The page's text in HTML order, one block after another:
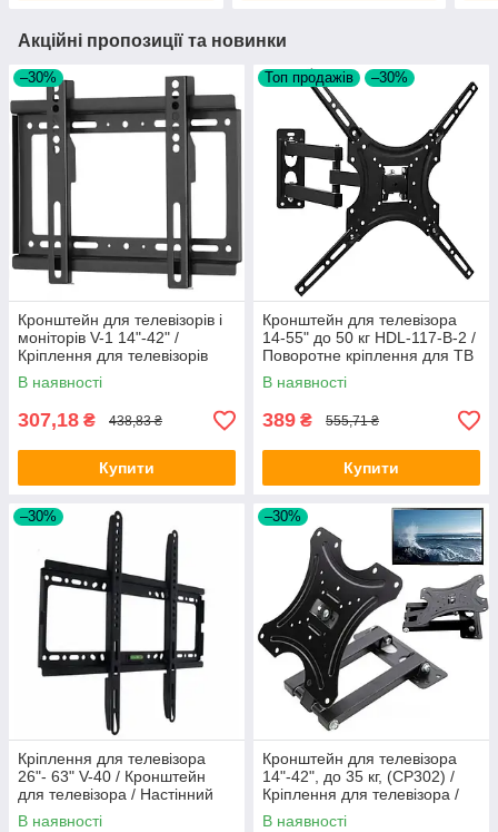
Акційні пропозиції та новинки
–30%
Кронштейн для телевізорів і
моніторів V-1 14"-42" /
Кріплення для телевізорів
В наявності
307,18 ₴ 438,83 ₴
Купити
Топ продажів –30%
Кронштейн для телевізора
14-55" до 50 кг HDL-117-B-2 /
Поворотне кріплення для ТВ
В наявності
389 ₴ 555,71 ₴
Купити
–30%
Кріплення для телевізора
26"- 63" V-40 / Кронштейн
для телевізора / Настінний
кронштейн для ТВ
В наявності
–30%
Кронштейн для телевізора
14"-42", до 35 кг, (CP302) /
Кріплення для телевізора /
Кріплення для ТБ
В наявності